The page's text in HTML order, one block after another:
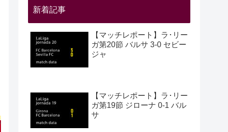
新着記事
【マッチレポート】ラ･リー
ガ第20節 バルサ 3-0 セビー
ジャ
【マッチレポート】ラ･リー
ガ第19節 ジローナ 0-1 バル
サ